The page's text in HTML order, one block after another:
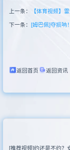
上一条： 【体育视频】
下一条： [姆巴佩]夺损呐
返回首页 返回资讯
[推荐视频]约还是不约？